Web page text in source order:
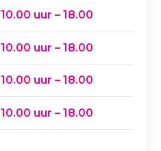
10.00 uur – 18.00
10.00 uur – 18.00
10.00 uur – 18.00
10.00 uur – 18.00